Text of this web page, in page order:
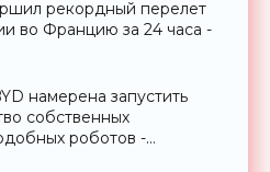
рекордный перелет
во Францию за 24 часа -
намерена запустить
собственных
роботов -